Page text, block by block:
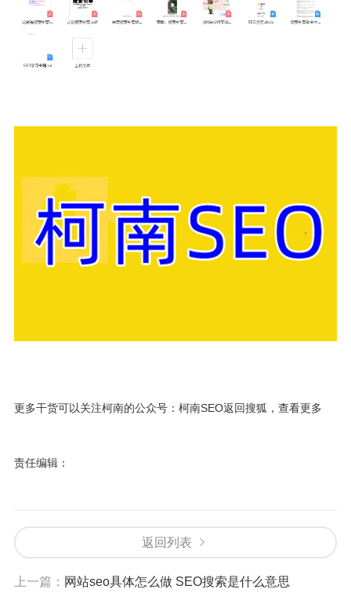
更多干货可以关注柯南的公众号：柯南SEO返回搜狐，查看更多
责任编辑：
返回列表
上一篇： 网站seo具体怎么做 SEO搜索是什么意思